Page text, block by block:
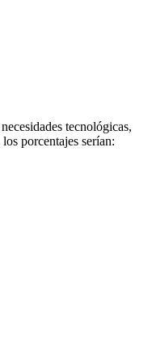
tecnológicas,
porcentajes serían: